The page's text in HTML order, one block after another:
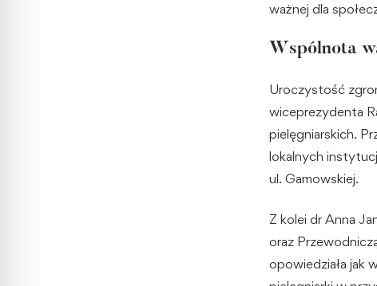
ważnej dla
Wspólnota
Uroczystość
wiceprezydenta
pielęgniarskich.
lokalnych
ul. Gamowskiej.
Z kolei dr Anna
oraz
opowiedziała jak